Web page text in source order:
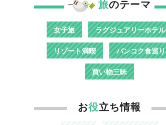
旅のテーマ
女子旅 ラグジュアリーホテル
リゾート満喫 バンコク食巡り
買い物三昧
お役立ち情報